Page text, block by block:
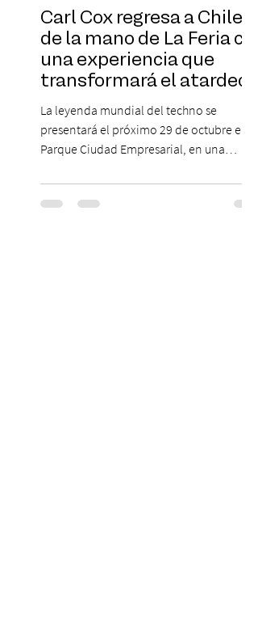
Carl Cox regresa a Chile
de la mano de La Feria con
una experiencia que
transformará el atardecer
del jueves en una
celebración de música
electrónica
La leyenda mundial del techno se
presentará el próximo 29 de octubre en
Parque Ciudad Empresarial, en una
vivir una jornada de música, comunidad y
cultura electrónica desde las 18:00 horas.